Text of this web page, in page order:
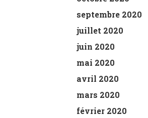
septembre 2020
juillet 2020
juin 2020
mai 2020
avril 2020
mars 2020
février 2020